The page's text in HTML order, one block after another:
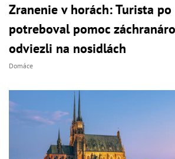
Zranenie v horách: Turista po
potreboval pomoc
odviezli na nosidlách
Domáce